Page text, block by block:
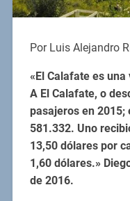
Por Luis Alejandro
«El Calafate es
A El Calafate, o
pasajeros en 2015;
581.332. Uno
13,50 dólares por
1,60 dólares.»
de 2016.